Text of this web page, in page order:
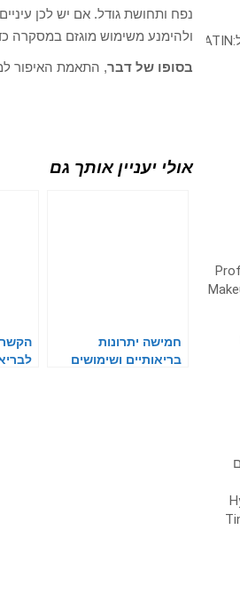
נפח ותחושת גודל. אם יש לכן
ולהימנע משימוש מוגזם במסקרה
בסופו של דבר, התאמת האיפור
אולי יעניין אותך גם
חמישה יתרונות
בריאותיים ושימושים
הקשר